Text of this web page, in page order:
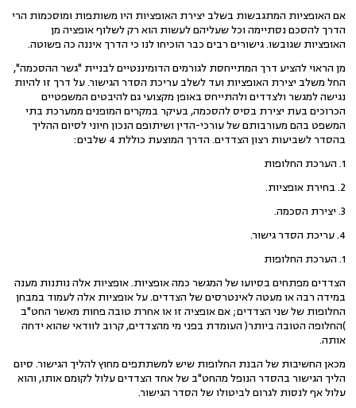
אם האופציות המתגבשות בשלב יצירת האופציות היו משותפות ומוסכמות הרי
הדרך להסכם נסתיימה וכל שעליהם לעשות הוא רק לשלוף אופציה מן
האופציות שגובשו. גישורים רבים כבר הוכיחו לנו כי הדרך איננה כה פשוטה.
מן הראוי להציע דרך המתייחסת לגורמים הדומיננטיים לבניית "גשר ההסכמה",
החל משלב יצירת האופציות ועד לשלב עריכת הסדר הגישור. על דרך זו להיות
נגישה למגשר ולצדדים ולהתייחס באופן מקצועי גם להיבטים המשפטיים
הכרוכים בעת יצירת בסיס להסכמה, בעיקר במקרים המופנים ממערכת בתי
המשפט בהם מעורבותם של עורכי-הדין ושיתופם הנכון חיוני לסיום ההליך
בהסדר לשביעות רצון הצדדים. הדרך המוצעת כוללת 4 שלבים:
1. הערכת החלופות
2. בחירת אופציות.
3. יצירת הסכמה.
4. עריכת הסדר גישור.
1. הערכת החלופות
הצדדים מפתחים בסיועו של המגשר כמה אופציות. אופציות אלה נותנות מענה
במידה רבה או מעטה לאינטרסים של הצדדים. על אופציות אלה לעמוד במבחן
החלופות של שני הצדדים; אם אופציה זו או אחרת טובה פחות מאשר החט"ב
)החלופה הטובה ביותר( העומדת בפני מי מהצדדים, קרוב לוודאי שהוא ידחה
אותה.
מכאן החשיבות של הבנת החלופות שיש למשתתפים מחוץ להליך הגישור. סיום
הליך הגישור בהסדר הנופל מהחט"ב של אחד הצדדים עלול לקומם אותו, והוא
עלול אף לנסות לגרום לביטולו של הסדר הגישור.